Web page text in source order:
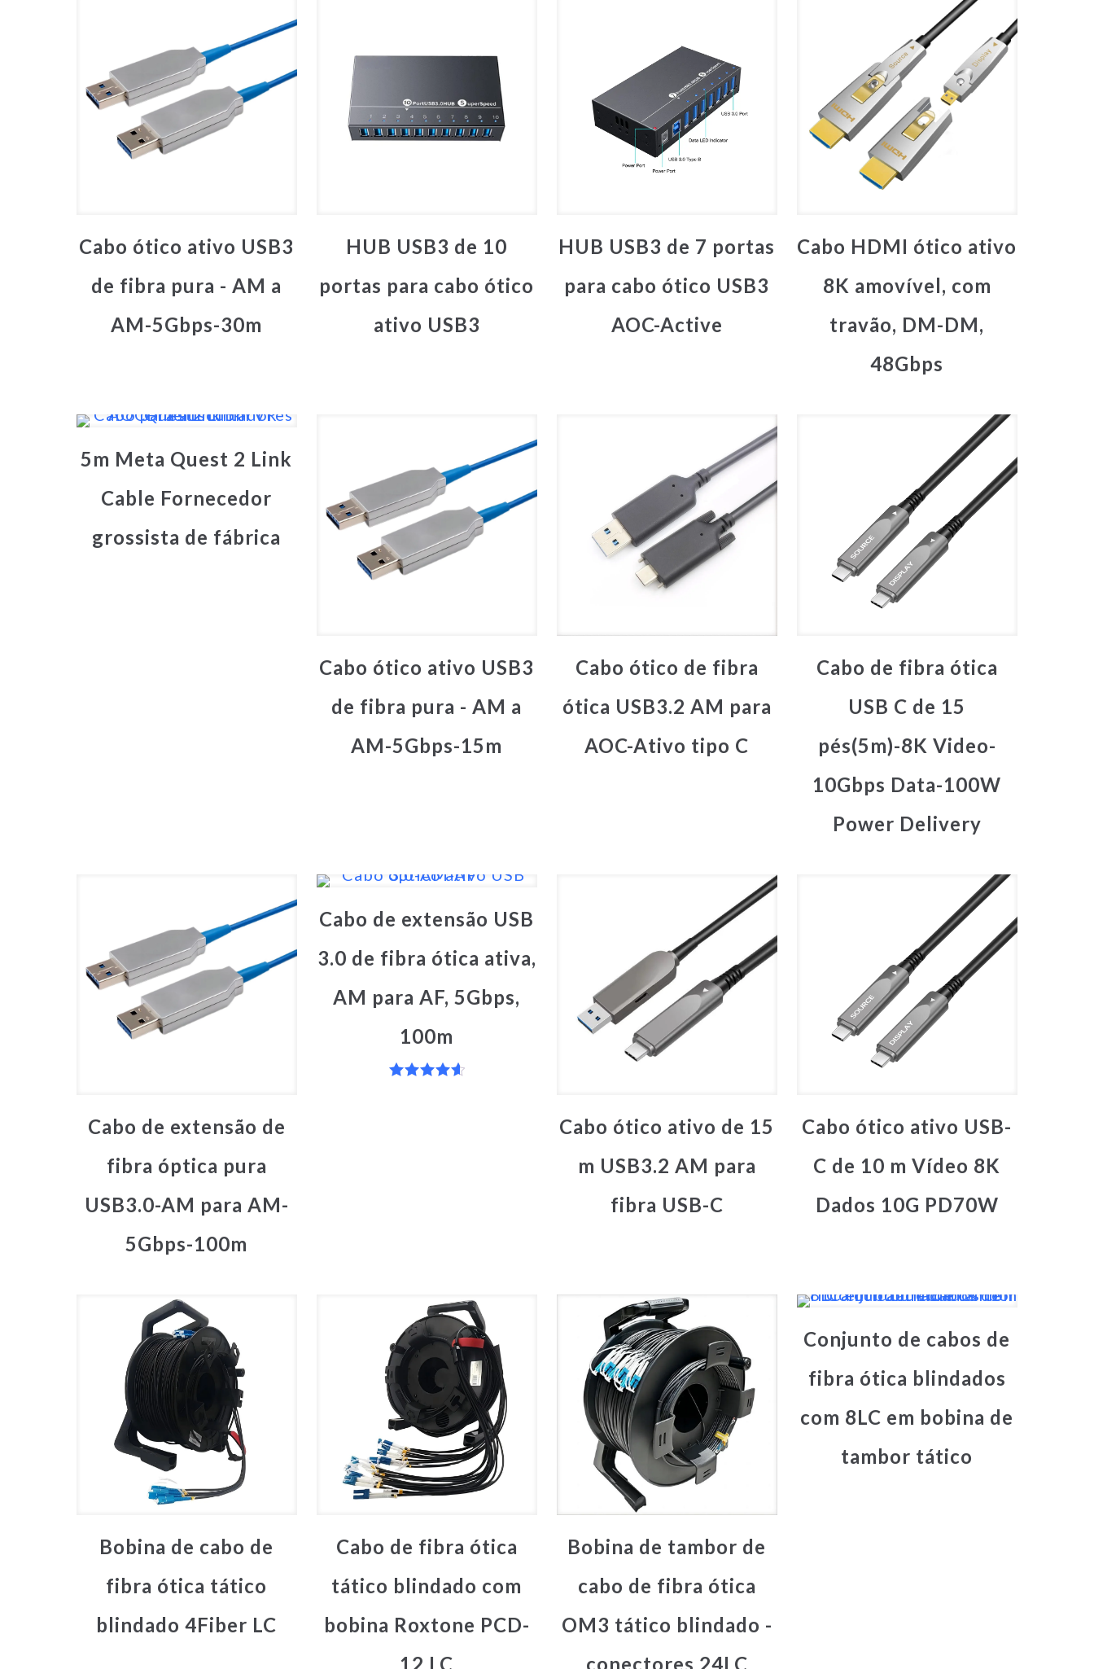
Cabo ótico ativo USB3
de fibra pura - AM a
AM-5Gbps-30m
HUB USB3 de 10
portas para cabo ótico
ativo USB3
HUB USB3 de 7 portas
para cabo ótico USB3
AOC-Active
Cabo HDMI ótico ativo
8K amovível, com
travão, DM-DM,
48Gbps
5m Meta Quest 2 Link
Cable Fornecedor
grossista de fábrica
Cabo ótico ativo USB3
de fibra pura - AM a
AM-5Gbps-15m
Cabo ótico de fibra
ótica USB3.2 AM para
AOC-Ativo tipo C
Cabo de fibra ótica
USB C de 15
pés(5m)-8K Video-
10Gbps Data-100W
Power Delivery
Cabo de extensão de
fibra óptica pura
USB3.0-AM para AM-
5Gbps-100m
Cabo de extensão USB
3.0 de fibra ótica ativa,
AM para AF, 5Gbps,
100m
Cabo ótico ativo de 15
m USB3.2 AM para
fibra USB-C
Cabo ótico ativo USB-
C de 10 m Vídeo 8K
Dados 10G PD70W
Bobina de cabo de
fibra ótica tático
blindado 4Fiber LC
Cabo de fibra ótica
tático blindado com
bobina Roxtone PCD-
12 LC
Bobina de tambor de
cabo de fibra ótica
OM3 tático blindado -
conectores 24LC
Conjunto de cabos de
fibra ótica blindados
com 8LC em bobina de
tambor tático